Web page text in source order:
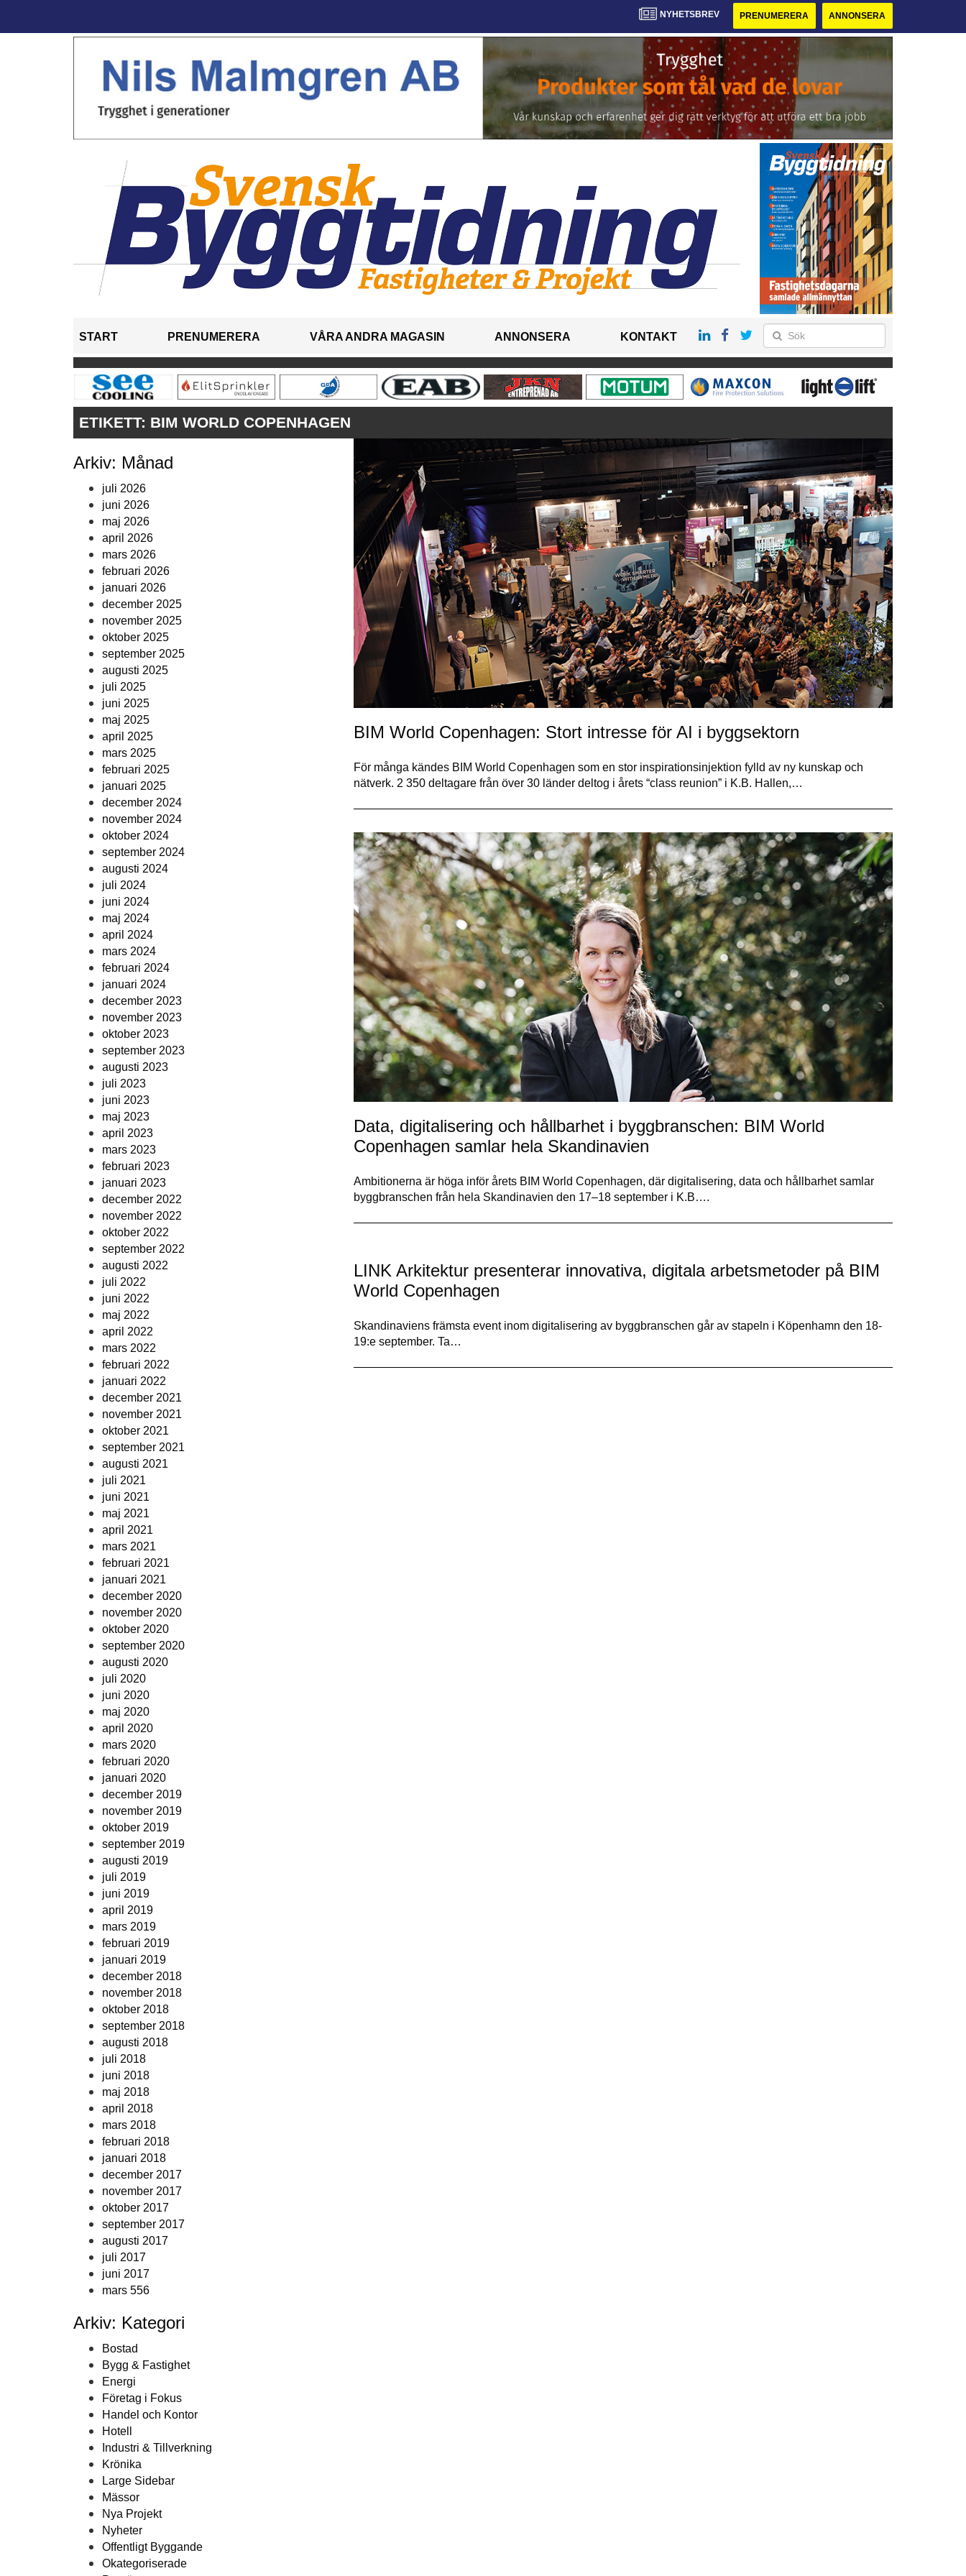
NYHETSBREV PRENUMERERA ANNONSERA
START PRENUMERERA VÅRA ANDRA MAGASIN ANNONSERA KONTAKT
ETIKETT: BIM WORLD COPENHAGEN
Arkiv: Månad
juli 2026
juni 2026
maj 2026
april 2026
mars 2026
februari 2026
januari 2026
december 2025
november 2025
oktober 2025
september 2025
augusti 2025
juli 2025
juni 2025
maj 2025
april 2025
mars 2025
februari 2025
januari 2025
december 2024
november 2024
oktober 2024
september 2024
augusti 2024
juli 2024
juni 2024
maj 2024
april 2024
mars 2024
februari 2024
januari 2024
december 2023
november 2023
oktober 2023
september 2023
augusti 2023
juli 2023
juni 2023
maj 2023
april 2023
mars 2023
februari 2023
januari 2023
december 2022
november 2022
oktober 2022
september 2022
augusti 2022
juli 2022
juni 2022
maj 2022
april 2022
mars 2022
februari 2022
januari 2022
december 2021
november 2021
oktober 2021
september 2021
augusti 2021
juli 2021
juni 2021
maj 2021
april 2021
mars 2021
februari 2021
januari 2021
december 2020
november 2020
oktober 2020
september 2020
augusti 2020
juli 2020
juni 2020
maj 2020
april 2020
mars 2020
februari 2020
januari 2020
december 2019
november 2019
oktober 2019
september 2019
augusti 2019
juli 2019
juni 2019
april 2019
mars 2019
februari 2019
januari 2019
december 2018
november 2018
oktober 2018
september 2018
augusti 2018
juli 2018
juni 2018
maj 2018
april 2018
mars 2018
februari 2018
januari 2018
december 2017
november 2017
oktober 2017
september 2017
augusti 2017
juli 2017
juni 2017
mars 556
Arkiv: Kategori
Bostad
Bygg & Fastighet
Energi
Företag i Fokus
Handel och Kontor
Hotell
Industri & Tillverkning
Krönika
Large Sidebar
Mässor
Nya Projekt
Nyheter
Offentligt Byggande
Okategoriserade
BIM World Copenhagen: Stort intresse för AI i byggsektorn
För många kändes BIM World Copenhagen som en stor inspirationsinjektion fylld av ny kunskap och
nätverk. 2 350 deltagare från över 30 länder deltog i årets “class reunion” i K.B. Hallen,…
Data, digitalisering och hållbarhet i byggbranschen: BIM World
Copenhagen samlar hela Skandinavien
Ambitionerna är höga inför årets BIM World Copenhagen, där digitalisering, data och hållbarhet samlar
byggbranschen från hela Skandinavien den 17–18 september i K.B….
LINK Arkitektur presenterar innovativa, digitala arbetsmetoder på BIM
World Copenhagen
Skandinaviens främsta event inom digitalisering av byggbranschen går av stapeln i Köpenhamn den 18-
19:e september. Ta…